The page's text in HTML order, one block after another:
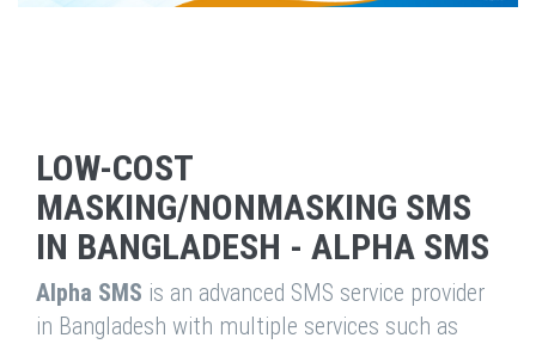
LOW-COST
MASKING/NONMASKING SMS
IN BANGLADESH - ALPHA SMS
Alpha SMS is an advanced SMS service provider
in Bangladesh with multiple services such as